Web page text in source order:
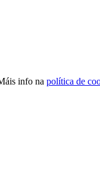
info na política de